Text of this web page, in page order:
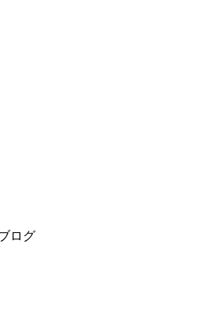
ログ